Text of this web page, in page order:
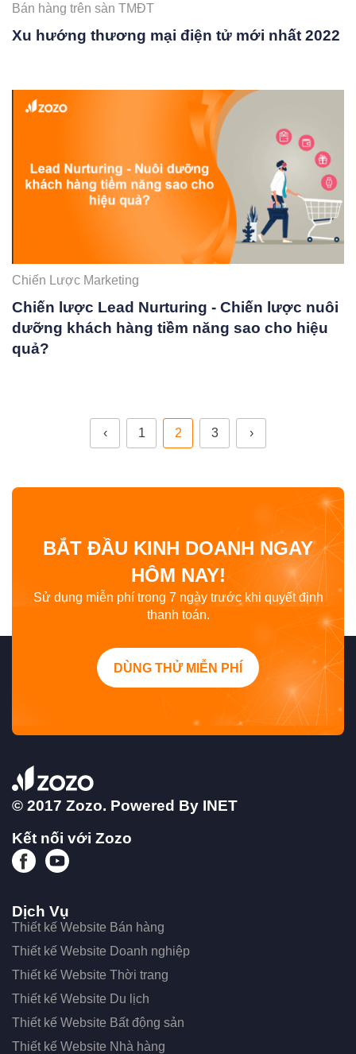
Bán hàng trên sàn TMĐT
Xu hướng thương mại điện tử mới nhất 2022
Chiến Lược Marketing
Chiến lược Lead Nurturing - Chiến lược nuôi
dưỡng khách hàng tiềm năng sao cho hiệu
quả?
‹ 1 2 3 ›
BẮT ĐẦU KINH DOANH NGAY
HÔM NAY!
Sử dụng miễn phí trong 7 ngày trước khi quyết định
thanh toán.
DÙNG THỬ MIỄN PHÍ
© 2017 Zozo. Powered By INET
Kết nối với Zozo
Dịch Vụ
Thiết kế Website Bán hàng
Thiết kế Website Doanh nghiệp
Thiết kế Website Thời trang
Thiết kế Website Du lịch
Thiết kế Website Bất động sản
Thiết kế Website Nhà hàng